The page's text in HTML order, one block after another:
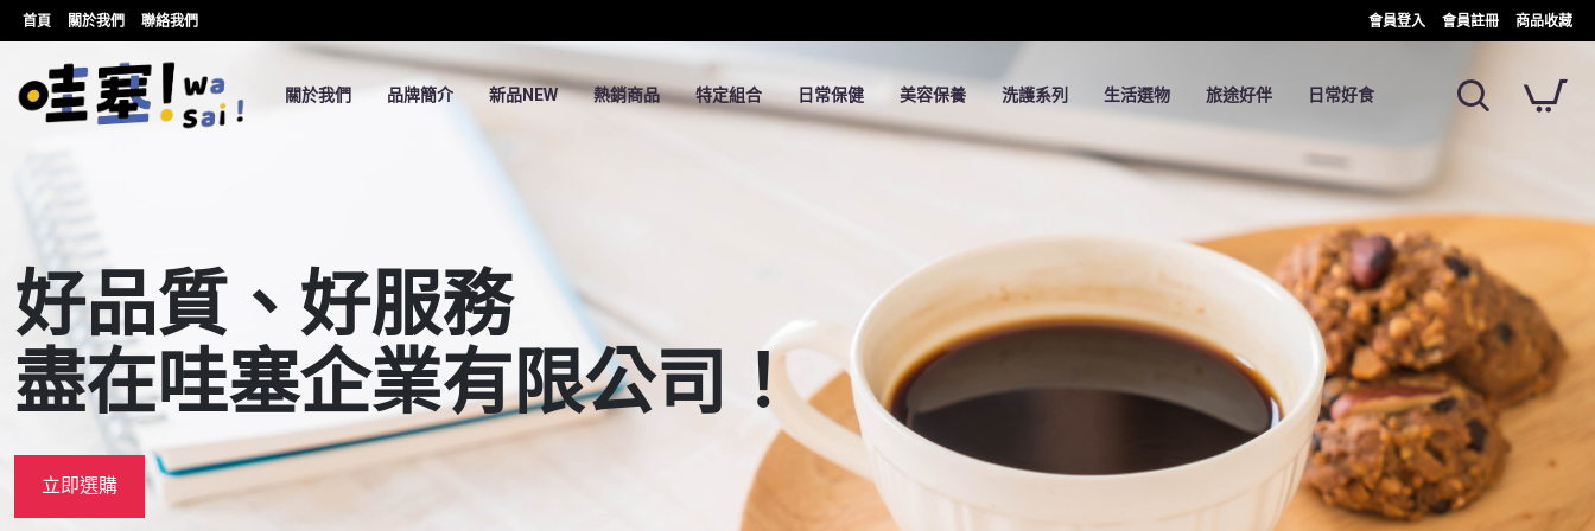
首頁 關於我們 聯絡我們 會員登入 會員註冊 商品收藏
關於我們 品牌簡介 新品NEW 熱銷商品 特定組合 日常保健 美容保養 洗護系列 生活選物 旅途好伴 日常好食
好品質、好服務
盡在哇塞企業有限公司！
立即選購